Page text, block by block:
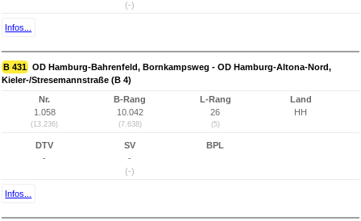
(-)
Infos...
B 431 OD Hamburg-Bahrenfeld, Bornkampsweg - OD Hamburg-Altona-Nord,
Kieler-/Stresemannstraße (B 4)
Nr.
1.058
(13.236)
B-Rang
10.042
(7.638)
L-Rang
26
(5)
Land
HH
DTV
-
SV
-
(-)
BPL
Infos...